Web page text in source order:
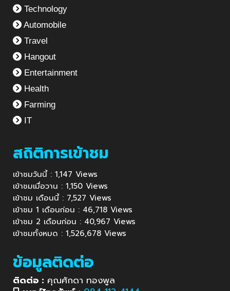
Technology
Automobile
Travel
Hangout
Entertainment
Health
Farming
IT
สถิติการเข้าชม
เข้าชมวันนี้ : 1,147 Views
เข้าชมเมื่อวาน : 1,150 Views
เข้าชม เดือนนี้ : 7,527 Views
เข้าชม 1 เดือนก่อน : 46,718 Views
เข้าชม 2 เดือนก่อน : 40,967 Views
เข้าชมทั้งหมด : 1,526,678 Views
ข้อมูลติดต่อ
ติดต่อ : คุณศักดา ทองพูล